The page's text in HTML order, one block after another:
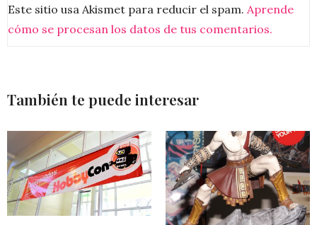
Este sitio usa Akismet para reducir el spam. Aprende
cómo se procesan los datos de tus comentarios.
También te puede interesar